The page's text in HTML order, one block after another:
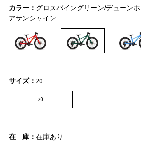
カラー： グロスパイングリーン/デューン
アサンシャイン
サイズ： 20
20
在 庫： 在庫あり